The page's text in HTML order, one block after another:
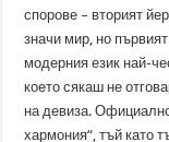
спорове – вторият
значи мир, но
модерния език най-
което сякаш не
на девиза.
хармония“, тъй като